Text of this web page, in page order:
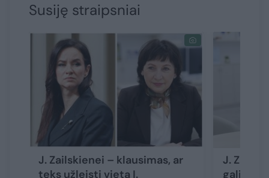
Susiję straipsniai
J. Zailskienei – klausimas, ar
teks užleisti vietą I.
J.
galimo